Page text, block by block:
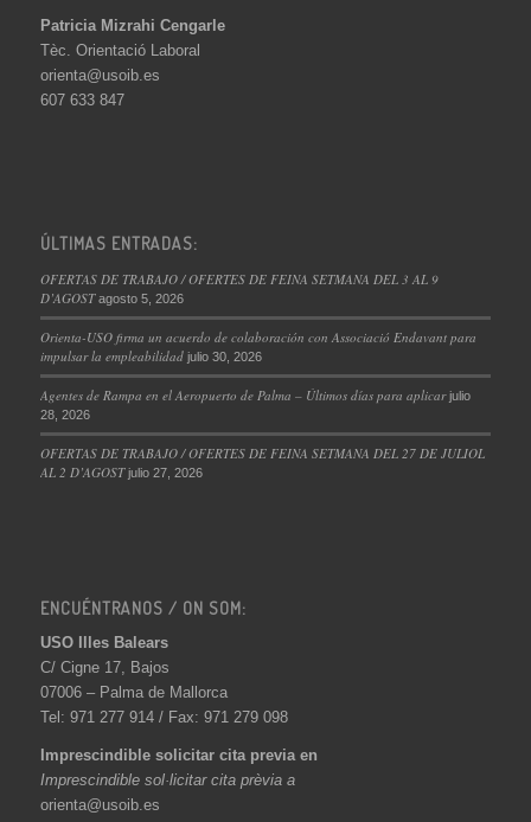
Patricia Mizrahi Cengarle
Tèc. Orientació Laboral
orienta@usoib.es
607 633 847
ÚLTIMAS ENTRADAS:
OFERTAS DE TRABAJO / OFERTES DE FEINA SETMANA DEL 3 AL 9
D’AGOST agosto 5, 2026
Orienta-USO firma un acuerdo de colaboración con Associació Endavant para
impulsar la empleabilidad julio 30, 2026
Agentes de Rampa en el Aeropuerto de Palma – Últimos días para aplicar julio
28, 2026
OFERTAS DE TRABAJO / OFERTES DE FEINA SETMANA DEL 27 DE JULIOL
AL 2 D’AGOST julio 27, 2026
ENCUÉNTRANOS / ON SOM:
USO Illes Balears
C/ Cigne 17, Bajos
07006 – Palma de Mallorca
Tel: 971 277 914 / Fax: 971 279 098
Imprescindible solicitar cita previa en
Imprescindible sol·licitar cita prèvia a
orienta@usoib.es